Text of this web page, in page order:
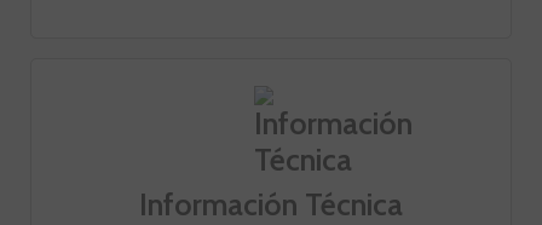
Información Técnica